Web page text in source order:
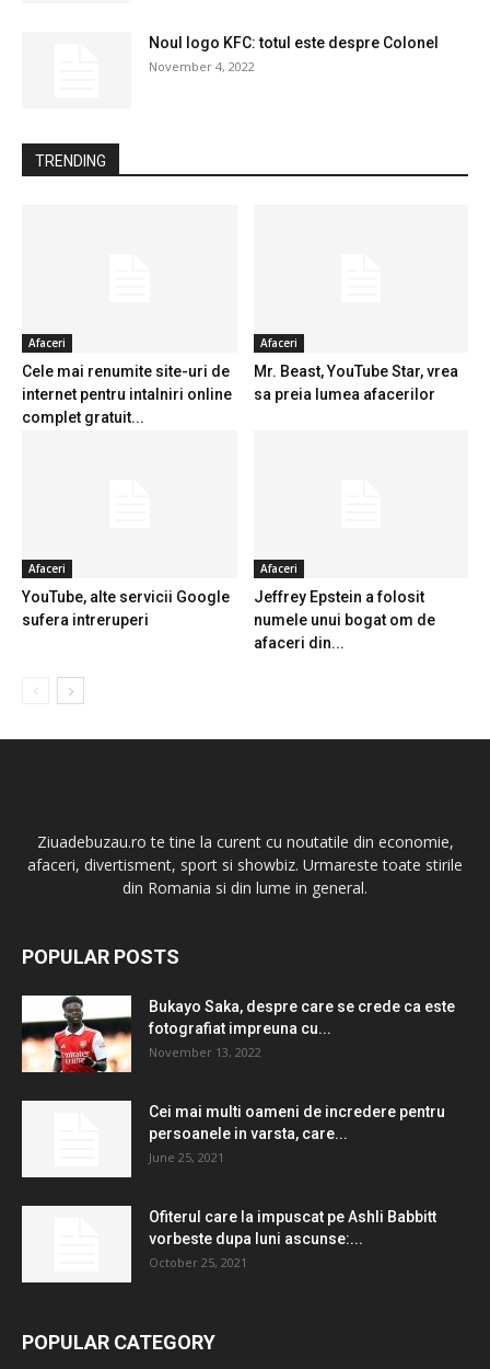
Noul logo KFC: totul este despre Colonel
November 4, 2022
TRENDING
Afaceri
Cele mai renumite site-uri de
internet pentru intalniri online
complet gratuit...
Afaceri
Mr. Beast, YouTube Star, vrea
sa preia lumea afacerilor
Afaceri
YouTube, alte servicii Google
sufera intreruperi
Afaceri
Jeffrey Epstein a folosit
numele unui bogat om de
afaceri din...
Ziuadebuzau.ro te tine la curent cu noutatile din economie,
afaceri, divertisment, sport si showbiz. Urmareste toate stirile
din Romania si din lume in general.
POPULAR POSTS
Bukayo Saka, despre care se crede ca este
fotografiat impreuna cu...
November 13, 2022
Cei mai multi oameni de incredere pentru
persoanele in varsta, care...
June 25, 2021
Ofiterul care la impuscat pe Ashli ​​Babbitt
vorbeste dupa luni ascunse:...
October 25, 2021
POPULAR CATEGORY